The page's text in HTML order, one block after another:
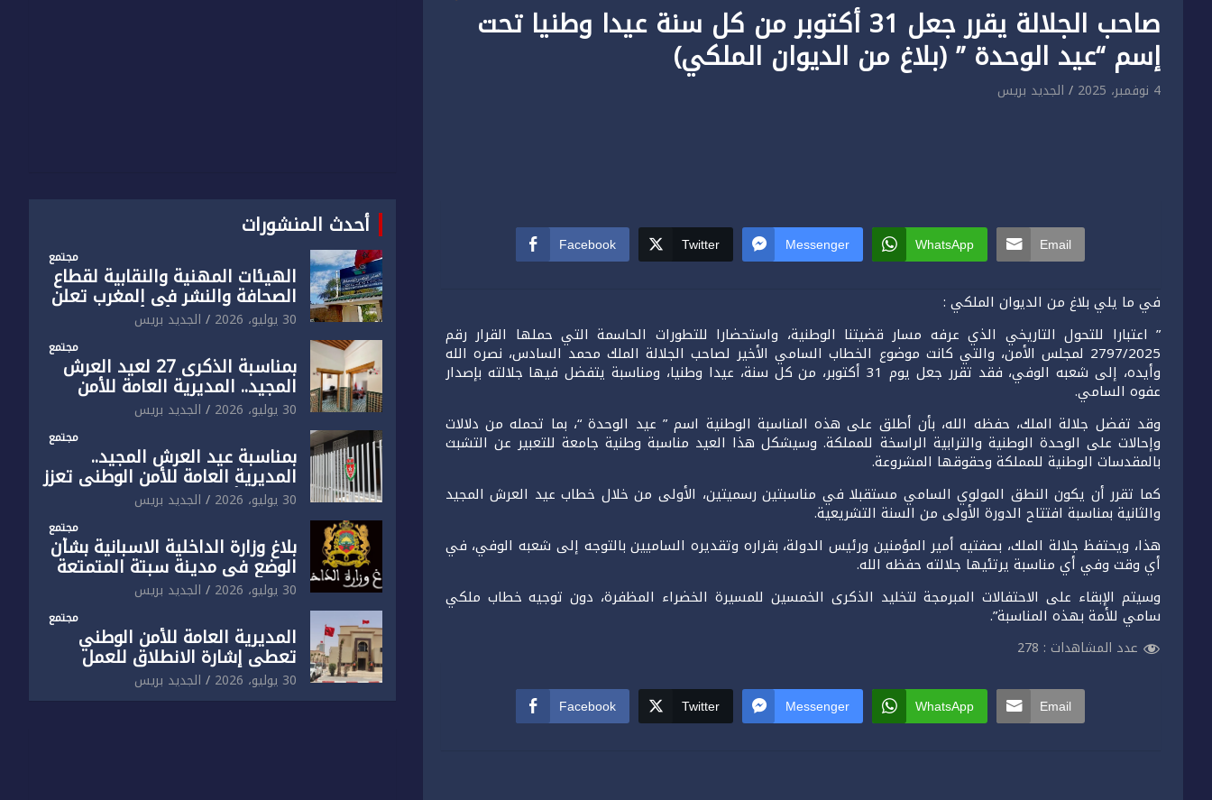
صاحب الجلالة يقرر جعل 31 أكتوبر من كل سنة عيدا وطنيا تحت
إسم “عيد الوحدة ” (بلاغ من الديوان الملكي)
4 نوفمبر، 2025 الجديد بريس
Facebook Twitter Messenger WhatsApp Email
في ما يلي بلاغ من الديوان الملكي :
” اعتبارا للتحول التاريخي الذي عرفه مسار قضيتنا الوطنية، واستحضارا للتطورات الحاسمة التي حملها القرار رقم
2797/2025 لمجلس الأمن، والتي كانت موضوع الخطاب السامي الأخير لصاحب الجلالة الملك محمد السادس، نصره الله
وأيده، إلى شعبه الوفي، فقد تقرر جعل يوم 31 أكتوبر، من كل سنة، عيدا وطنيا، ومناسبة يتفضل فيها جلالته بإصدار
عفوه السامي.
وقد تفضل جلالة الملك، حفظه الله، بأن أطلق على هذه المناسبة الوطنية اسم ” عيد الوحدة “، بما تحمله من دلالات
وإحالات على الوحدة الوطنية والترابية الراسخة للمملكة. وسيشكل هذا العيد مناسبة وطنية جامعة للتعبير عن التشبث
بالمقدسات الوطنية للمملكة وحقوقها المشروعة.
كما تقرر أن يكون النطق المولوي السامي مستقبلا في مناسبتين رسميتين، الأولى من خلال خطاب عيد العرش المجيد
والثانية بمناسبة افتتاح الدورة الأولى من السنة التشريعية.
هذا، ويحتفظ جلالة الملك، بصفتيه أمير المؤمنين ورئيس الدولة، بقراره وتقديره الساميين بالتوجه إلى شعبه الوفي، في
أي وقت وفي أي مناسبة يرتئيها جلالته حفظه الله.
وسيتم الإبقاء على الاحتفالات المبرمجة لتخليد الذكرى الخمسين للمسيرة الخضراء المظفرة، دون توجيه خطاب ملكي
سامي للأمة بهذه المناسبة”.
عدد المشاهدات : 278
Facebook Twitter Messenger WhatsApp Email
أحدث المنشورات
مجتمع
الهيئات المهنية والنقابية لقطاع
الصحافة والنشر في المغرب تعلن
رفضها القاطع لـ”أي أجندة انتخابية
مُعدة على مقاس سياسي
ومصلحي ضيق”
30 يوليو، 2026 الجديد بريس
مجتمع
بمناسبة الذكرى 27 لعيد العرش
المجيد.. المديرية العامة للأمن
الوطني تفتتح المقر الجديد لفرقة
الشرطة السياحية بفاس
30 يوليو، 2026 الجديد بريس
مجتمع
بمناسبة عيد العرش المجيد..
المديرية العامة للأمن الوطني تعزز
البنية الأمنية بالناظور بإحداث
فرقتين جديدتين
30 يوليو، 2026 الجديد بريس
مجتمع
بلاغ وزارة الداخلية الاسبانية بشأن
الوضع في مدينة سبتة المتمتعة
بالحكم الذاتي
30 يوليو، 2026 الجديد بريس
مجتمع
المديرية العامة للأمن الوطني
تعطي إشارة الانطلاق للعمل
بالمقر الجديد للدائرة الثالثة
للشرطة بولاية أمن العيون
30 يوليو، 2026 الجديد بريس